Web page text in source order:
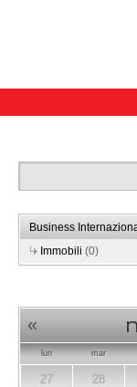
Business
Immobili (0)
«
lun mar
27 28